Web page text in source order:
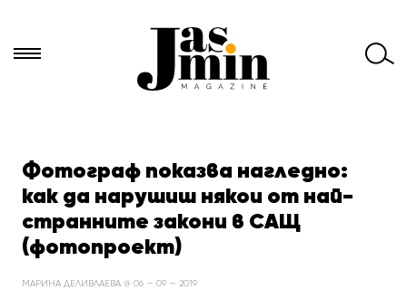
за:Фотограф показва нагледно:
как да нарушиш някои от най-
странните закони в САЩ
(фотопроект)
МАРИНА ДЕЛИВЛАЕВА @ 06 — 09 — 2019